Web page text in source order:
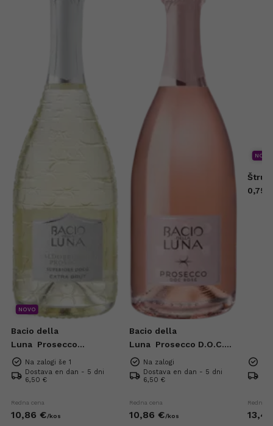
NOVO
Bacio della
Luna Prosecco
Superiore DOCG Extra
Brut 0,75l
Na zalogi še 1
Dostava en dan - 5 dni
6,50 €
Redna cena
10,86 €/kos
Bacio della
Luna Prosecco D.O.C.
Rose Extra Dry 0,75l
Na zalogi
Dostava en dan - 5 dni
6,50 €
Redna cena
10,86 €/kos
NOVO
0,75l
Redna
13,42